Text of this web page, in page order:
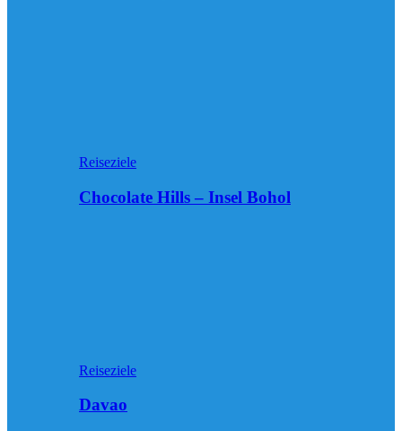
Reiseziele
Chocolate Hills – Insel Bohol
Reiseziele
Davao